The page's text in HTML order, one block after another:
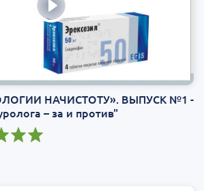
НАЧИСТОТУ». ВЫПУСК №1 -
– за и против"